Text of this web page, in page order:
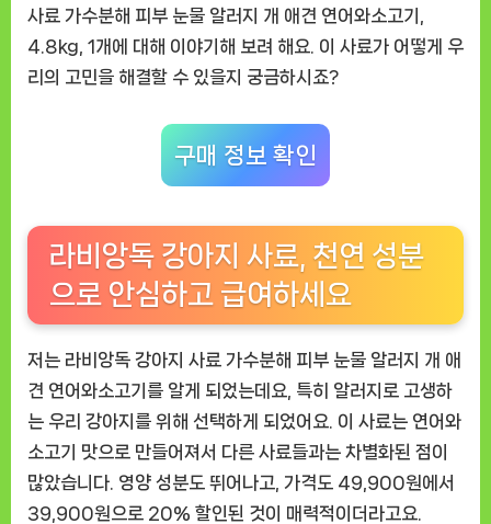
러
지
까
사료 가수분해 피부 눈물 알러지 개 애견 연어와소고기,
4.8kg, 1개 에 대해 이야기해 보려 해요. 이 사료가 어떻게 우
리의 고민을 해결할 수 있을지 궁금하시죠?
구매 정보 확인
라비앙독 강아지 사료, 천연 성분
으로 안심하고 급여하세요
저는 라비앙독 강아지 사료 가수분해 피부 눈물 알러지 개 애
견 연어와소고기 를 알게 되었는데요, 특히 알러지로 고생하
는 우리 강아지를 위해 선택하게 되었어요. 이 사료는 연어와
소고기 맛으로 만들어져서 다른 사료들과는 차별화된 점이
많았습니다. 영양 성분도 뛰어나고, 가격도 49,900원에서
39,900원으로 20% 할인된 것이 매력적이더라고요.